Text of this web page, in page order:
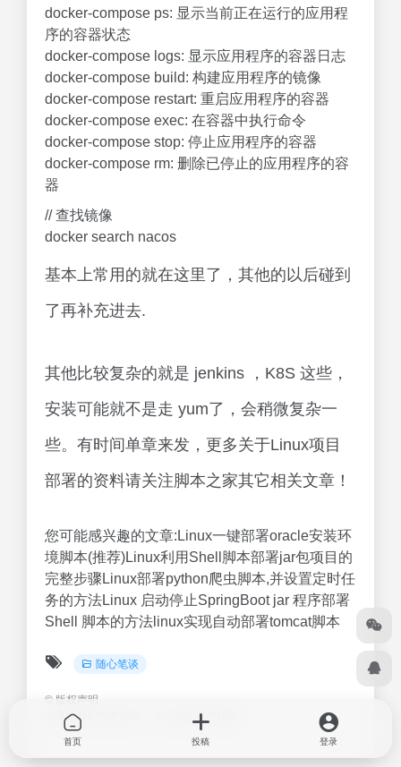
docker-compose ps: 显示当前正在运行的应用程
序的容器状态
docker-compose logs: 显示应用程序的容器日志
docker-compose build: 构建应用程序的镜像
docker-compose restart: 重启应用程序的容器
docker-compose exec: 在容器中执行命令
docker-compose stop: 停止应用程序的容器
docker-compose rm: 删除已停止的应用程序的容
器
// 查找镜像
docker search nacos
基本上常用的就在这里了，其他的以后碰到
了再补充进去.
其他比较复杂的就是 jenkins ，K8S 这些，
安装可能就不是走 yum了，会稍微复杂一
些。有时间单章来发，更多关于Linux项目
部署的资料请关注脚本之家其它相关文章！
您可能感兴趣的文章:Linux一键部署oracle安装环
境脚本(推荐)Linux利用Shell脚本部署jar包项目的
完整步骤Linux部署python爬虫脚本,并设置定时任
务的方法Linux 启动停止SpringBoot jar 程序部署
Shell 脚本的方法linux实现自动部署tomcat脚本
随心笔谈
© 版权声明
文章版权归作者所有，未经允许请勿转载。
首页 投稿 登录